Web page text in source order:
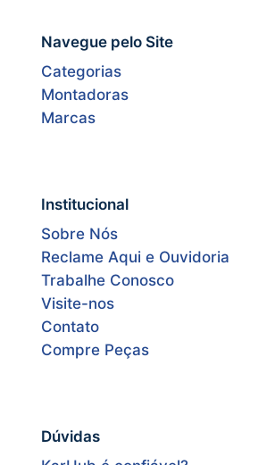
Navegue pelo Site
Categorias
Montadoras
Marcas
Institucional
Sobre Nós
Reclame Aqui e Ouvidoria
Trabalhe Conosco
Visite-nos
Contato
Compre Peças
Dúvidas